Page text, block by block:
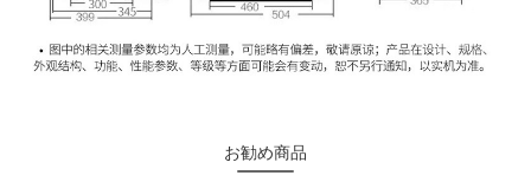
お勧め商品